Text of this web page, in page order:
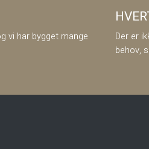
vi har bygget mange
Der er
behov,